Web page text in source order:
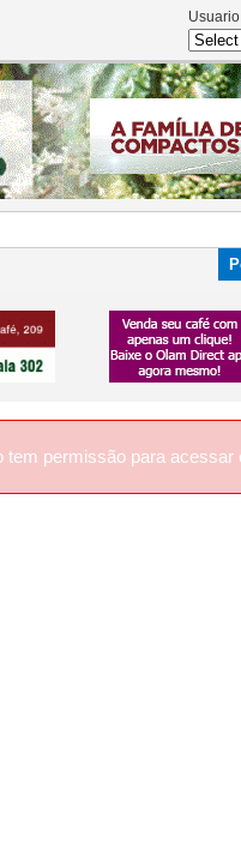
tem permissão para acessar